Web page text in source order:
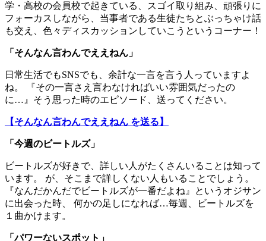
学・高校の会員校で起きている、スゴイ取り組み、頑張りに
フォーカスしながら、当事者である生徒たちとぶっちゃけ話
も交え、色々ディスカッションしていこうというコーナー！
「 そんなん言わんでええねん 」
日常生活でもSNSでも、余計な一言を言う人っていますよ
ね。 『その一言さえ言わなければいい雰囲気だったの
に…』そう思った時のエピソード、送ってください。
【そんなん言わんでええねん を送る】
「今週のビートルズ」
ビートルズが好きで、詳しい人がたくさんいることは知って
います。 が、そこまで詳しくない人もいることでしょう。
『なんだかんだでビートルズが一番だよね』というオジサン
に出会った時、 何かの足しになれば…毎週、ビートルズを
１曲かけます。
「パワーないスポット」